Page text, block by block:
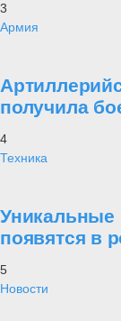
3
Армия
получила
4
Техника
появятся в
5
Новости